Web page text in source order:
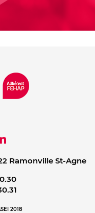
Ramonville St-Agne
2018